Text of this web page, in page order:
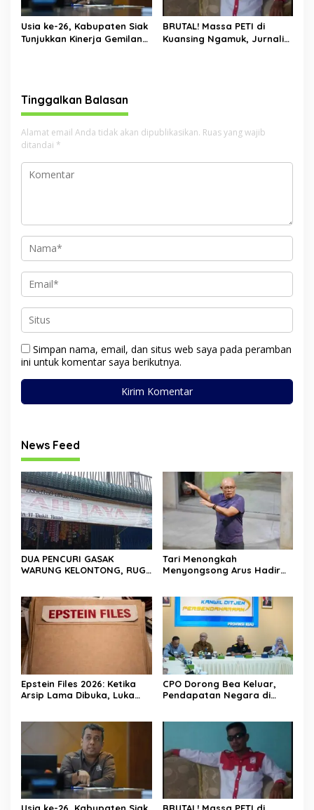
Usia ke-26, Kabupaten Siak
Tunjukkan Kinerja Gemilang:
BRUTAL! Massa PETI di
Kuansing Ngamuk, Jurnalis
Tinggalkan Balasan
Alamat email Anda tidak akan dipublikasikan. Ruas yang wajib
ditandai *
Simpan nama, email, dan situs web saya pada peramban
ini untuk komentar saya berikutnya.
News Feed
DUA PENCURI GASAK
WARUNG KELONTONG, RUGI
Tari Menongkah
Menyongsong Arus Hadir
Epstein Files 2026: Ketika
Arsip Lama Dibuka, Luka
CPO Dorong Bea Keluar,
Pendapatan Negara di